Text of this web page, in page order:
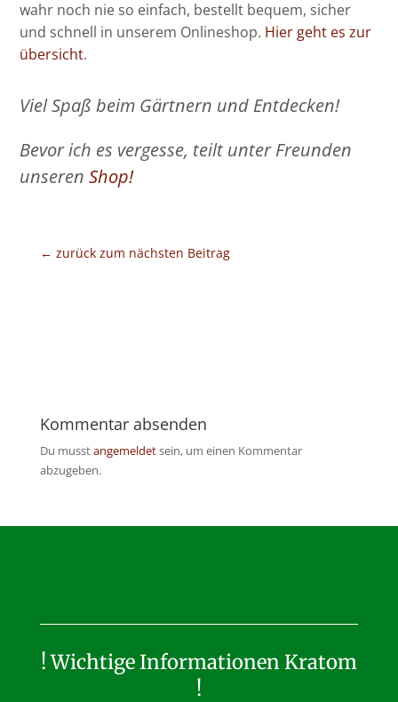
wahr noch nie so einfach, bestellt bequem, sicher
und schnell in unserem Onlineshop. Hier geht es zur
übersicht.
Viel Spaß beim Gärtnern und Entdecken!
Bevor ich es vergesse, teilt unter Freunden
unserenShop!
← zurück zum nächsten Beitrag
Kommentar absenden
Du musstangemeldetsein, um einen Kommentar
abzugeben.
! Wichtige Informationen Kratom
!